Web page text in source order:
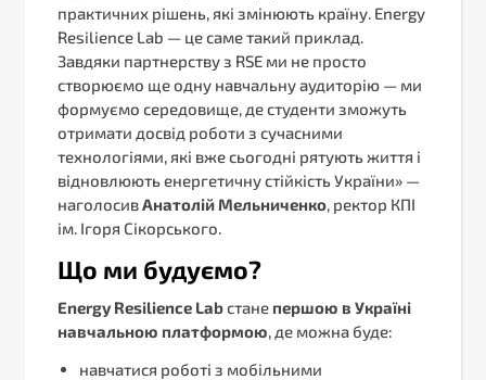
практичних рішень, які змінюють країну. Energy
Resilience Lab — це саме такий приклад.
Завдяки партнерству з RSE ми не просто
створюємо ще одну навчальну аудиторію — ми
формуємо середовище, де студенти зможуть
отримати досвід роботи з сучасними
технологіями, які вже сьогодні рятують життя і
відновлюють енергетичну стійкість України» —
наголосивАнатолій Мельниченко, ректор КПІ
ім. Ігоря Сікорського.
Що ми будуємо?
Energy Resilience Labстане першою в Україні
навчальною платформою, де можна буде:
навчатися роботі з мобільними